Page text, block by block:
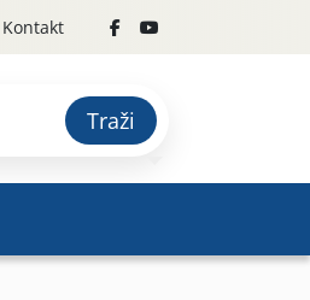
Kontakt
Traži